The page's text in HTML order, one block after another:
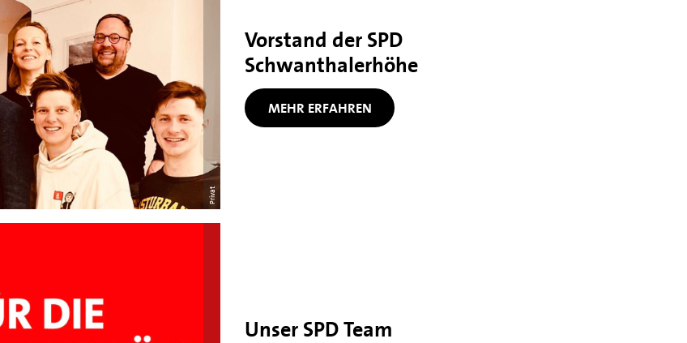
Privat
Vorstand der SPD
Schwanthalerhöhe
MEHR ERFAHREN
Unser SPD Team